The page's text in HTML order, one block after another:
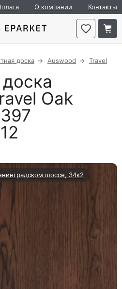
О компании Контакты
доска Auswood Travel
Oak
шоссе, 34к2